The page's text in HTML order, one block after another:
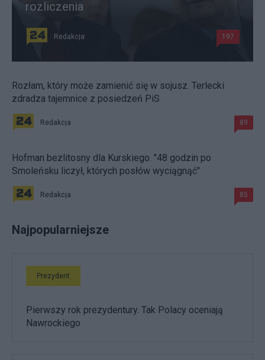
rozliczenia
Redakcja 197
Rozłam, który może zamienić się w sojusz. Terlecki
zdradza tajemnice z posiedzeń PiS
Redakcja 89
Hofman bezlitosny dla Kurskiego. "48 godzin po
Smoleńsku liczył, których posłów wyciągnąć"
Redakcja 85
Najpopularniejsze
Prezydent
Pierwszy rok prezydentury. Tak Polacy oceniają
Nawrockiego